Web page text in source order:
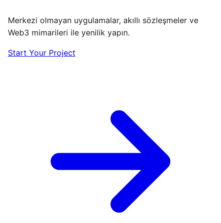
Merkezi olmayan uygulamalar, akıllı sözleşmeler ve
Web3 mimarileri ile yenilik yapın.
Start Your Project